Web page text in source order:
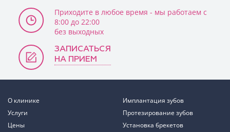
Приходите в любое время - мы работаем с
8:00 до 22:00
без выходных
ЗАПИСАТЬСЯ
НА ПРИЕМ
О клинике
Услуги
Цены
Имплантация зубов
Протезирование зубов
Установка брекетов